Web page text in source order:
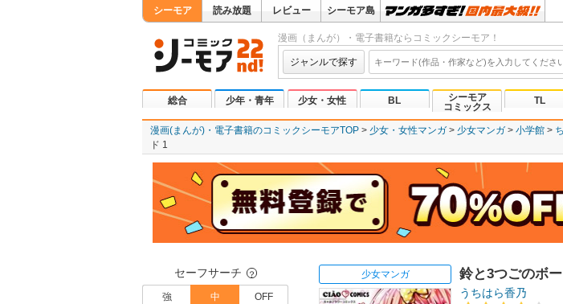
シーモア 読み放題 レビュー シーモア島
漫画（まんが）・電子書籍ならコミックシーモア！
ジャンルで探す
総合 少年・青年 少女・女性 BL
シーモア
コミックス
TL
漫画(まんが)・電子書籍のコミックシーモアTOP 少女・女性マンガ 少女マンガ 小学館
ド 1
セーフサーチ ？
強 中 OFF
少女マンガ 鈴と3つごのボ
うちはら香乃